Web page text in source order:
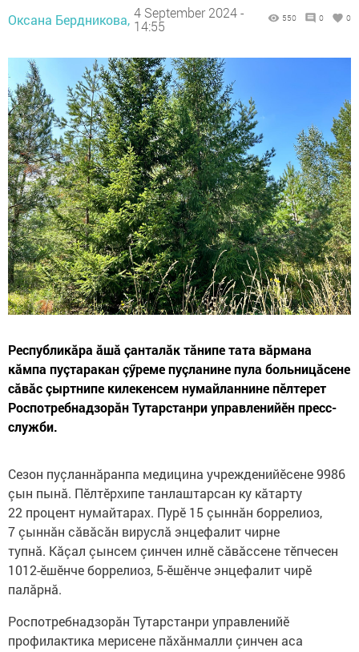
Оксана Бердникова, 4 September 2024 -
14:55
550 0 0
Республикăра ăшă çанталăк тăнипе тата вăрмана
кăмпа пуçтаракан çӳреме пуçланине пула больницăсене
сăвăс çыртнипе килекенсем нумайланнине пĕлтерет
Роспотребнадзорăн Тутарстанри управленийӗн пресс-
служби.
Сезон пуçланнăранпа медицина учрежденийĕсене 9986
çын пынă. Пĕлтĕрхипе танлаштарсан ку кăтарту
22 процент нумайтарах. Пурĕ 15 çыннăн боррелиоз,
7 çыннăн сăвăсăн вируслă энцефалит чирне
тупнă. Кăçал çынсем çинчен илнĕ сăвăссене тӗпчесен
1012-ӗшӗнче боррелиоз, 5-ĕшĕнче энцефалит чирĕ
палăрнă.
Роспотребнадзорăн Тутарстанри управленийĕ
профилактика мерисене пăхăнмалли çинчен аса